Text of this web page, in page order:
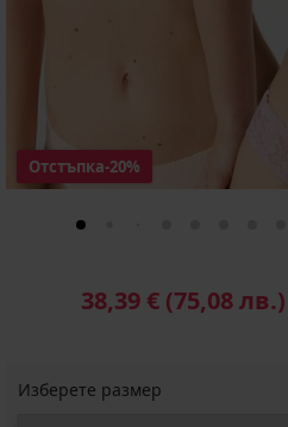
Отстъпка-20%
38,39 € (75,08 лв.)
Изберете размер